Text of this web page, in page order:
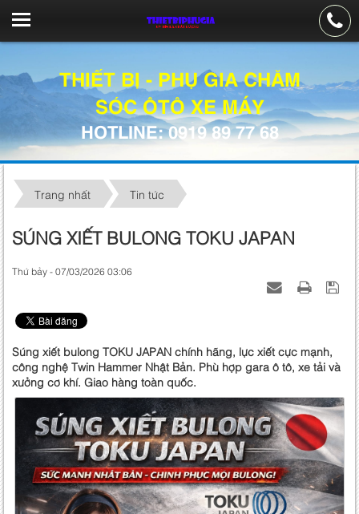
THIẾT BỊ - PHỤ GIA CHĂM
SÓC ÔTÔ XE MÁY
HOTLINE: 0919 89 77 68
Trang nhất Tin tức
SÚNG XIẾT BULONG TOKU JAPAN
Thứ bảy - 07/03/2026 03:06
Súng xiết bulong TOKU JAPAN chính hãng, lực xiết cực mạnh,
công nghệ Twin Hammer Nhật Bản. Phù hợp gara ô tô, xe tải và
xưởng cơ khí. Giao hàng toàn quốc.